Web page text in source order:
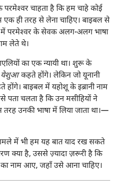
चाहता है कि हम चाहे कोई
एक ही तरह से लेना चाहिए। बाइबल से
में परमेश्‍वर के सेवक अलग-अलग भाषा
लेते थे।
का एक न्यायी था। शुरू के
येशुआकहते होंगे। लेकिन जो यूनानी
बाइबल में यहोशू के इब्रानी नाम
पता चलता है कि उन मसीहियों ने
तरह उनकी भाषा में लिया जाता था।​—
में भी हम यह बात याद रख सकते
क्या है, उससे ज़्यादा ज़रूरी है कि
नाम आए, जहाँ उसे आना चाहिए।